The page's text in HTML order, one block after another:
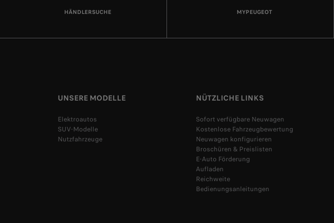
HÄNDLERSUCHE MYPEUGEOT
UNSERE MODELLE
Elektroautos
SUV-Modelle
Nutzfahrzeuge
NÜTZLICHE LINKS
Sofort verfügbare Neuwagen
Kostenlose Fahrzeugbewertung
Neuwagen konfigurieren
Broschüren & Preislisten
E-Auto Förderung
Aufladen
Reichweite
Bedienungsanleitungen